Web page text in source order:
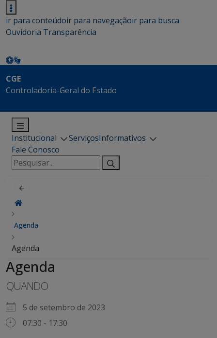
ir para conteúdoir para navegaçãoir para busca
Ouvidoria Transparência
CGE
Controladoria-Geral do Estado
Institucional ServiçosInformativos
Fale Conosco
Pesquisar
por:
Agenda
Agenda
Agenda
QUANDO
5 de setembro de 2023
07:30 - 17:30